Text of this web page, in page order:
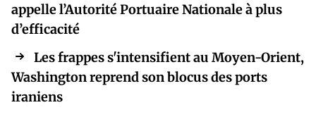
appelle l’Autorité Portuaire Nationale à plus
d’efficacité
Les frappes s'intensifient au Moyen-Orient,
Washington reprend son blocus des ports
iraniens